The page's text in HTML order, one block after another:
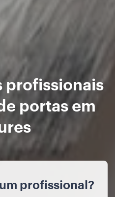
profissionais
portas em
profissional?